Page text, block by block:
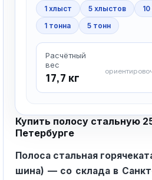
1 хлыст 5 хлыстов
1 тонна
5 тонн
Расчётный
вес
17,7 кг
Купить полосу стальную
Петербурге
Полоса стальная
шина) — со склада в